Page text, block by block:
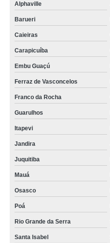
Alphaville
Barueri
Caieiras
Carapicuíba
Embu Guaçú
Ferraz de Vasconcelos
Franco da Rocha
Guarulhos
Itapevi
Jandira
Juquitiba
Mauá
Osasco
Poá
Rio Grande da Serra
Santa Isabel